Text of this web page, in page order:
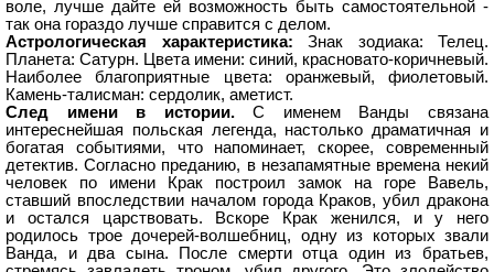
воле, лучше дайте ей возможность быть самостоятельной -
так она гораздо лучше справится с делом.
Астрологическая характеристика: Знак зодиака: Телец.
Планета: Сатурн. Цвета имени: синий, красновато-коричневый.
Наиболее благоприятные цвета: оранжевый, фиолетовый.
Камень-талисман: сердолик, аметист.
След имени в истории.С именем Ванды связана
интереснейшая польская легенда, настолько драматичная и
богатая событиями, что напоминает, скорее, современный
детектив. Согласно преданию, в незапамятные времена некий
человек по имени Крак построил замок на горе Вавель,
ставший впоследствии началом города Краков, убил дракона
и остался царствовать. Вскоре Крак женился, и у него
родилось трое дочерей-волшебниц, одну из которых звали
Ванда, и два сына. После смерти отца один из братьев,